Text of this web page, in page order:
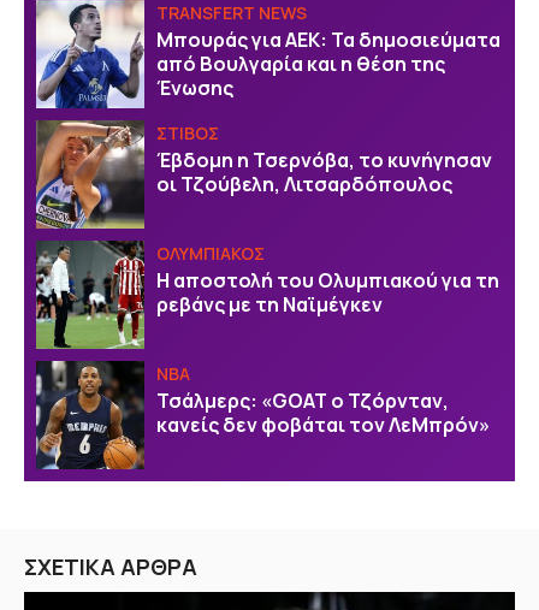
TRANSFERT NEWS
Μπουράς για ΑΕΚ: Τα δημοσιεύματα
από Βουλγαρία και η θέση της
Ένωσης
ΣΤΙΒΟΣ
Έβδομη η Τσερνόβα, το κυνήγησαν
οι Τζούβελη, Λιτσαρδόπουλος
ΟΛΥΜΠΙΑΚΟΣ
Η αποστολή του Ολυμπιακού για τη
ρεβάνς με τη Ναϊμέγκεν
NBA
Τσάλμερς: «GOAT ο Τζόρνταν,
κανείς δεν φοβάται τον ΛεΜπρόν»
ΣΧΕΤΙΚΑ ΑΡΘΡΑ